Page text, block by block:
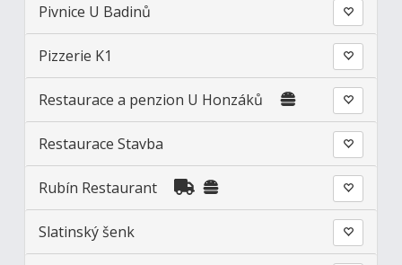
Pivnice U Badinů
Pizzerie K1
Restaurace a penzion U Honzáků
Restaurace Stavba
Rubín Restaurant
Slatinský šenk